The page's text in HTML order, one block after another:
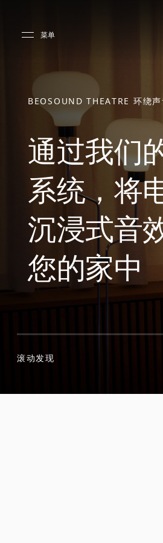
菜单
BEOSOUND THEATRE 环绕
通过我们
系统，将
沉浸式音
您的家中
滚动发现